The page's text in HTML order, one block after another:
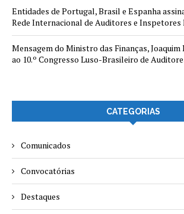
Entidades de Portugal, Brasil e Espanha
Rede Internacional de Auditores e Inspetores
Mensagem do Ministro das Finanças,
ao 10.º Congresso Luso-Brasileiro de
CATEGORIAS
Comunicados
Convocatórias
Destaques